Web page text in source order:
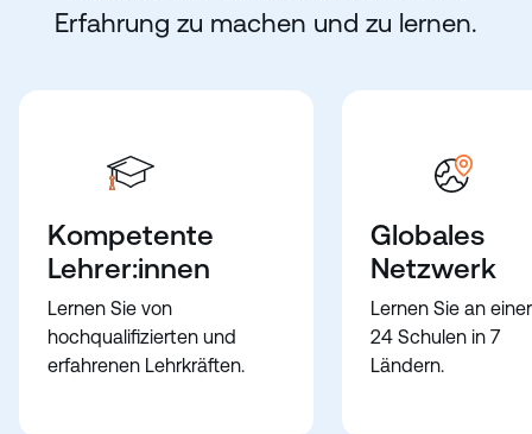
Erfahrung zu machen und zu lernen.
Kompetente
Lehrer:innen
Lernen Sie von
hochqualifizierten und
erfahrenen Lehrkräften.
Globales
Netzwerk
Lernen Sie an
24 Schulen in 7
Ländern.